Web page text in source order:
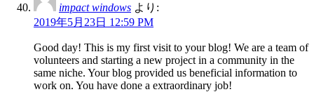
impact windows より:
2019年5月23日 12:59 PM
Good day! This is my first visit to your blog! We are a team of
volunteers and starting a new project in a community in the
same niche. Your blog provided us beneficial information to
work on. You have done a extraordinary job!